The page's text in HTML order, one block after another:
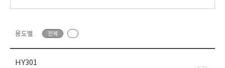
용도별 전체
HY301